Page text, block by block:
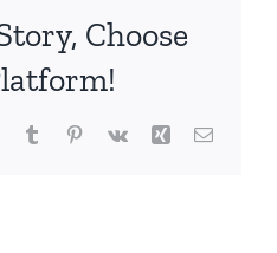
Choose
TumblrPinterest
Vk Xing Email